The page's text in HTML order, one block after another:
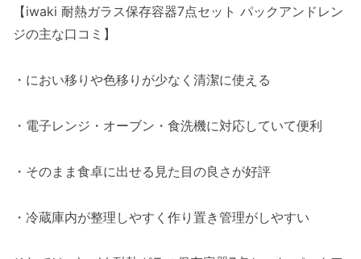
【iwaki 耐熱ガラス保存容器7点セット パックアンドレン
ジの主な口コミ】
・におい移りや色移りが少なく清潔に使える
・電子レンジ・オーブン・食洗機に対応していて便利
・そのまま食卓に出せる見た目の良さが好評
・冷蔵庫内が整理しやすく作り置き管理がしやすい